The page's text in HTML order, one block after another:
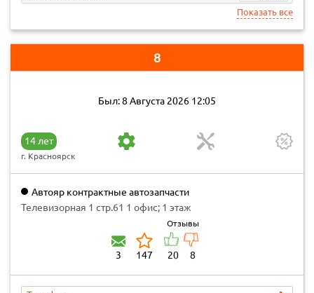
Показать все
8
Был: 8 Августа 2026 12:05
14 лет
г. Красноярск
Автояр контрактные автозапчасти
Телевизорная 1 стр.61 1 офис; 1 этаж
3 147
Отзывы
20 8